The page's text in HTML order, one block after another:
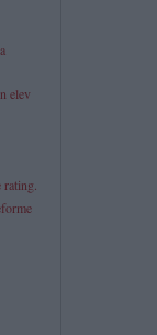
elev